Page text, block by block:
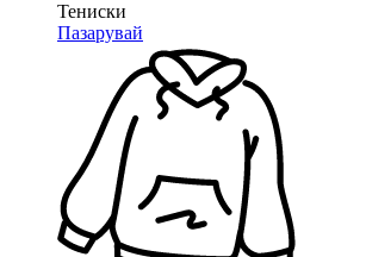
Тениски
Пазарувай